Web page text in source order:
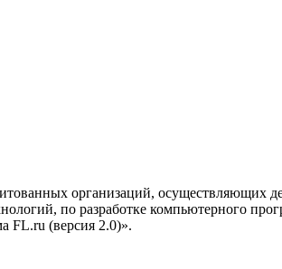
организаций, осуществляющих
по разработке компьютерного
FL.ru (версия 2.0)».